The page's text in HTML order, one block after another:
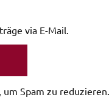
via E-Mail.
Spam zu reduzieren.